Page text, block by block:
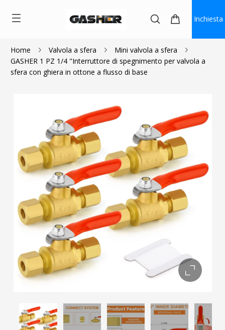
Inchiesta
Home Valvola a sfera
Mini valvola a sfera
GASHER 1 PZ 1/4 "Interruttore di spegnimento per valvola a
sfera con ghiera in ottone a flusso di base
$3.24